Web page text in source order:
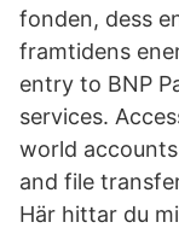
fonden, dess
framtidens
entry to BNP
services.
world
and file
Här hittar du